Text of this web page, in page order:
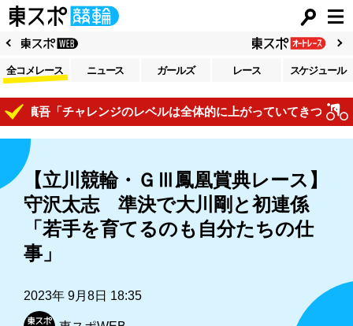
全コメレース ニュース ガールズ レース スケジュール
吾「チャレンジのレベルは全体的に上がっていてきついですね」
【立川競輪・ＧⅢ鳳凰賞典レース】
守沢太志 準決で大川剛と初連係
「若手を育てるのも自分たちの仕
事」
2023年 9月8日 18:35